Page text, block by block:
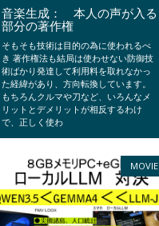
音楽生成： 本人の声が入る
部分の著作権
そもそも技術は目的の為に使われるべ
き 著作権法も結局は使わせない防御技
術ばかり発達して利用料を取れなかっ
た経緯があり、方向転換しています。
もちろんクルマや刀など、いろんなメ
リットとデメリットが相反するわけ
で、正しく使わ
MOVIE